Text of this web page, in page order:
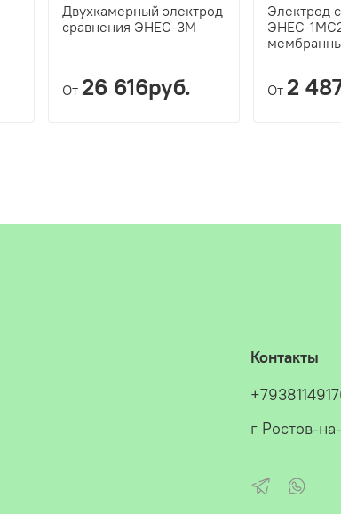
Двухкамерный электрод
сравнения ЭНЕС-3М
От 26 616руб.
Электрод
ЭНЕС-
От 2
Контакты
г Ростов-